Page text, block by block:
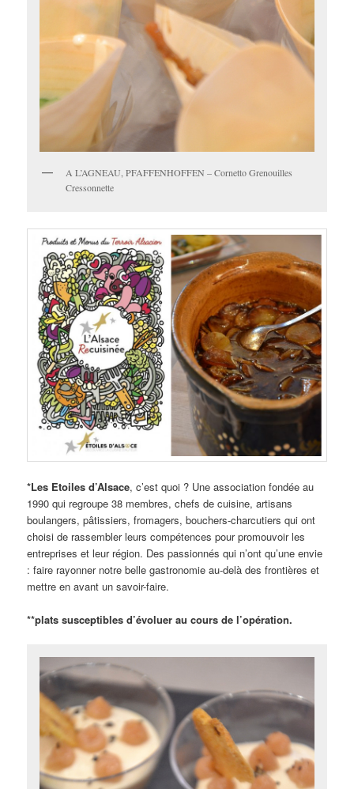
A L’AGNEAU, PFAFFENHOFFEN – Cornetto Grenouilles
Cressonnette
*Les Etoiles d’Alsace, c’est quoi ? Une association fondée au
1990 qui regroupe 38 membres, chefs de cuisine, artisans
boulangers, pâtissiers, fromagers, bouchers-charcutiers qui ont
choisi de rassembler leurs compétences pour promouvoir les
entreprises et leur région. Des passionnés qui n’ont qu’une envie
: faire rayonner notre belle gastronomie au-delà des frontières et
mettre en avant un savoir-faire.
**plats susceptibles d’évoluer au cours de l’opération.